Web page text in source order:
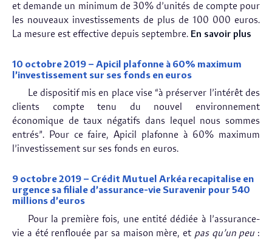
et demande un minimum de 30% d’unités de compte pour
les nouveaux investissements de plus de 100 000 euros.
La mesure est effective depuis septembre. En savoir plus
10 octobre 2019 – Apicil plafonne à 60% maximum
l’investissement sur ses fonds en euros
Le dispositif mis en place vise “à préserver l’intérêt des
clients compte tenu du nouvel environnement
économique de taux négatifs dans lequel nous sommes
entrés”. Pour ce faire, Apicil plafonne à 60% maximum
l’investissement sur ses fonds en euros.
9 octobre 2019 – Crédit Mutuel Arkéa recapitalise en
urgence sa filiale d’assurance-vie Suravenir pour 540
millions d’euros
Pour la première fois, une entité dédiée à l’assurance-
vie a été renflouée par sa maison mère, et pas qu’un peu :